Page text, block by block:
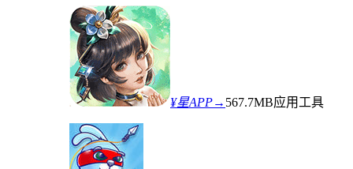
¥星APP→ 567.7MB应用工具